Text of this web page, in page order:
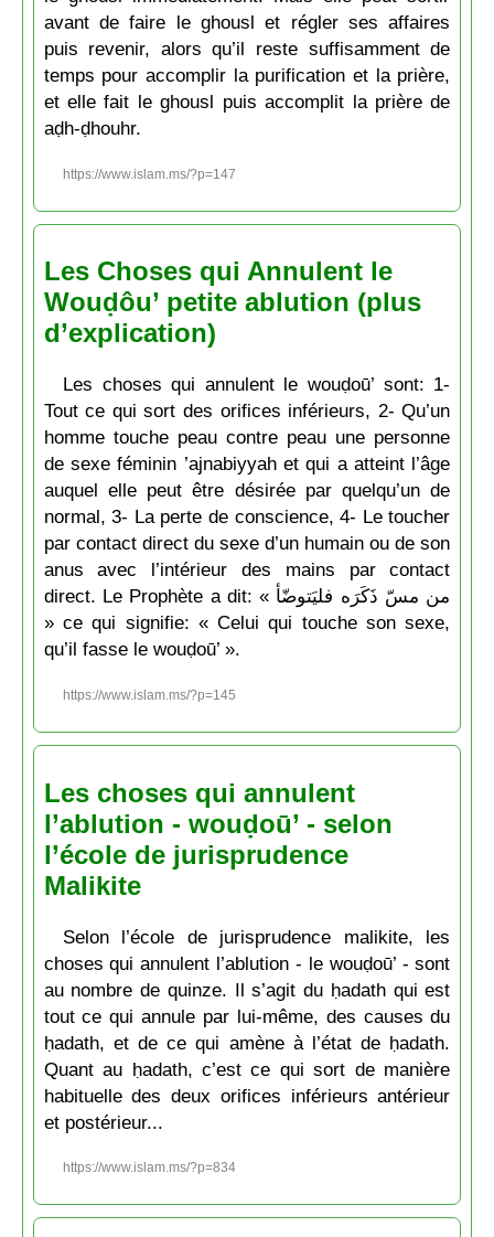
avant de faire le ghousl et régler ses affaires
puis revenir, alors qu’il reste suffisamment de
temps pour accomplir la purification et la prière,
et elle fait le ghousl puis accomplit la prière de
aḍh-ḍhouhr.
https://www.islam.ms/?p=147
Les Choses qui Annulent le
Wouḍôu’ petite ablution (plus
d’explication)
Les choses qui annulent le wouḍoū’ sont: 1-
Tout ce qui sort des orifices inférieurs, 2- Qu’un
homme touche peau contre peau une personne
de sexe féminin ’ajnabiyyah et qui a atteint l’âge
auquel elle peut être désirée par quelqu’un de
normal, 3- La perte de conscience, 4- Le toucher
par contact direct du sexe d’un humain ou de son
anus avec l’intérieur des mains par contact
direct. Le Prophète a dit: « من مسّ ذَكَرَه فليَتوضّأ
» ce qui signifie: « Celui qui touche son sexe,
qu’il fasse le wouḍoū’ ».
https://www.islam.ms/?p=145
Les choses qui annulent
l’ablution - wouḍoū’ - selon
l’école de jurisprudence
Malikite
Selon l’école de jurisprudence malikite, les
choses qui annulent l’ablution - le wouḍoū’ - sont
au nombre de quinze. Il s’agit du ḥadath qui est
tout ce qui annule par lui-même, des causes du
ḥadath, et de ce qui amène à l’état de ḥadath.
Quant au ḥadath, c’est ce qui sort de manière
habituelle des deux orifices inférieurs antérieur
et postérieur...
https://www.islam.ms/?p=834